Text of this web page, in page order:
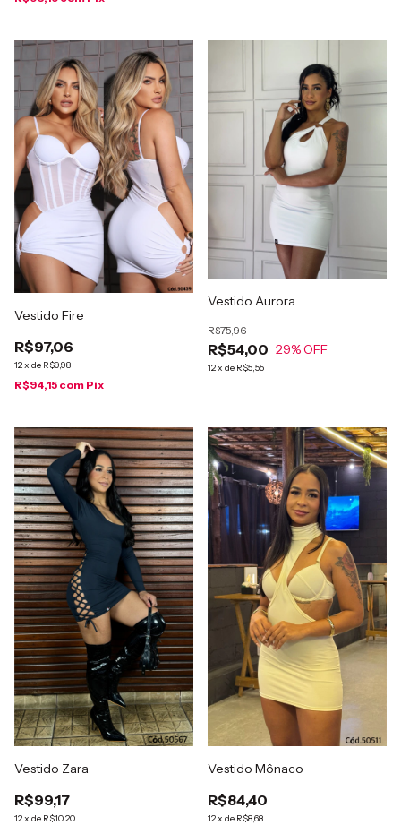
Vestido Fire
R$97,06
12x de R$9,98
R$94,15 com Pix
Vestido Aurora
R$54,00
R$75,96
29% OFF
12x de R$5,55
Vestido Zara
R$99,17
12x de R$10,20
Vestido Mônaco
R$84,40
12x de R$8,68